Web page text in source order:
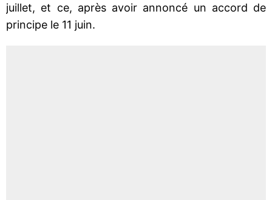
juillet, et ce, après avoir annoncé un accord de
principe le 11 juin.